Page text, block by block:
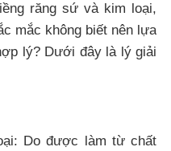
răng sứ và kim loại,
mắc không biết nên lựa
lý? Dưới đây là lý giải
Do được làm từ chất